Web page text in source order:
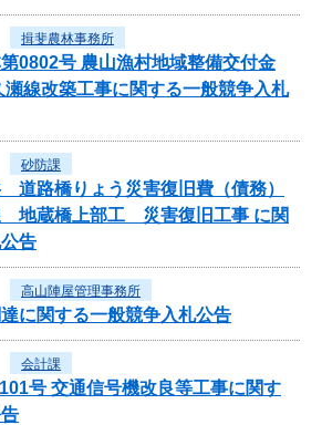
揖斐農林事務所
第0802号 農山漁村地域整備交付金
線改築工事に関する一般競争入札
砂防課
道路橋りょう災害復旧費（債務）
地蔵橋上部工 災害復旧工事 に関
告
高山陣屋管理事務所
に関する一般競争入札公告
会計課
号 交通信号機改良等工事に関す